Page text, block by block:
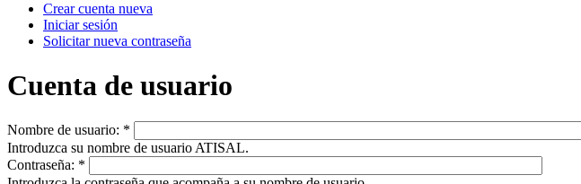
Crear cuenta nueva
Iniciar sesión
Solicitar nueva contraseña
Cuenta de usuario
Nombre de usuario: *
Introduzca su nombre de usuario ATISAL.
Contraseña: *